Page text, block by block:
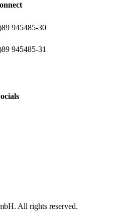
945485-30
945485-31
All rights reserved.